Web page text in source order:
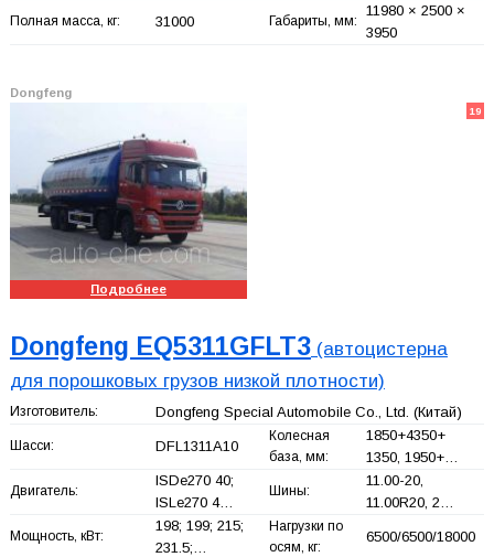
Полная масса, кг: 31000 Габариты, мм:
11980 × 2500 ×
3950
Dongfeng
19
Подробнее
Dongfeng EQ5311GFLT3(автоцистерна
для порошковых грузов низкой плотности)
Изготовитель: Dongfeng Special Automobile Co., Ltd. (Китай)
Шасси: DFL1311A10
Колесная
база, мм:
1850+4350+
1350, 1950+…
Двигатель:
ISDe270 40;
ISLe270 4…
Шины:
11.00-20,
11.00R20, 2…
Мощность, кВт:
198; 199; 215;
231.5;…
Нагрузки по
осям, кг:
6500/6500/18000